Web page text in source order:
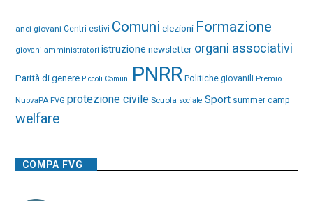
anci giovani Centri estivi Comuni elezioni Formazione
giovani amministratori istruzione newsletter organi associativi
Parità di genere Piccoli Comuni PNRR Politiche giovanili Premio
NuovaPA FVG protezione civile Scuola sociale Sport summer camp
welfare
COMPA FVG